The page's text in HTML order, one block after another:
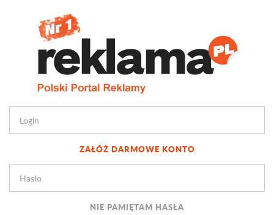
ZAŁÓŻ DARMOWE KONTO
NIE PAMIĘTAM HASŁA